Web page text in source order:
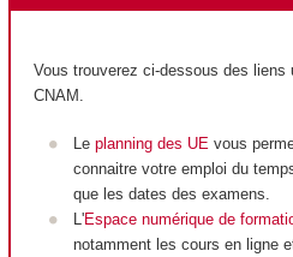
Vous trouverez ci-dessous des
CNAM.
Le planning des UEvous
connaitre votre emploi du
que les dates des examens.
L'Espace numérique de
notamment les cours en ligne